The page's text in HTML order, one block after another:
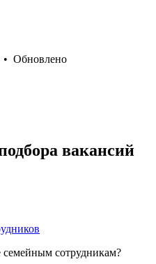
• Обновлено
вакансий
семейным сотрудникам?